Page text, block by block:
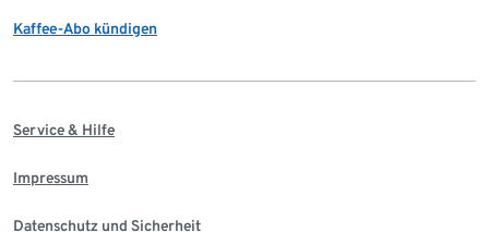
Kaffee-Abo kündigen
Service & Hilfe
Impressum
Datenschutz und Sicherheit